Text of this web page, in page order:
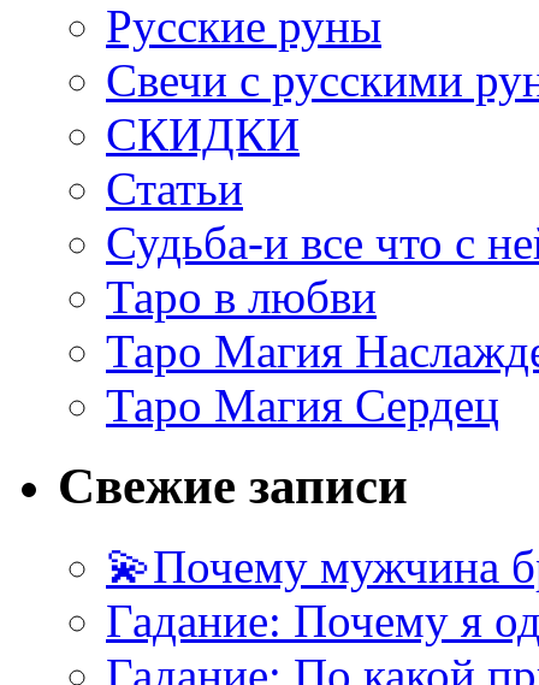
Русские руны
Свечи с русскими
СКИДКИ
Статьи
Судьба-и все что с
Таро в любви
Таро Магия
Таро Магия Сердец
Свежие записи
💫Почему мужчина
Гадание: Почему я